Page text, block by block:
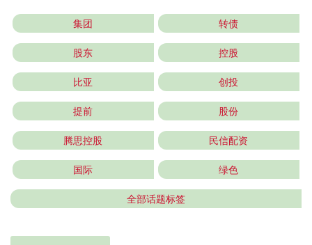
集团 转债
股东 控股
比亚 创投
提前 股份
腾思控股 民信配资
国际 绿色
全部话题标签